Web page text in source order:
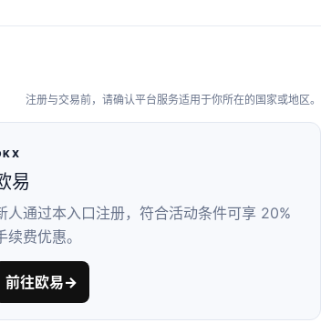
注册与交易前，请确认平台服务适用于你所在的国家或地区。
易
人通过本入口注册，符合活动条件可享 20%
续费优惠。
前往欧易→